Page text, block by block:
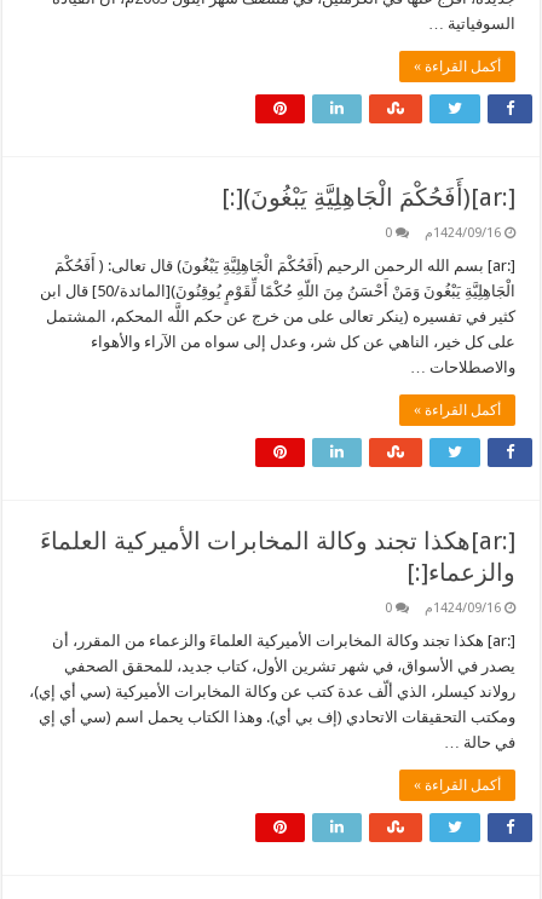
السوفياتية …
أكمل القراءة »
[:ar](أَفَحُكْمَ الْجَاهِلِيَّةِ يَبْغُونَ)[:]
1424/09/16م 0
[:ar] بسم الله الرحمن الرحيم (أَفَحُكْمَ الْجَاهِلِيَّةِ يَبْغُونَ) قال تعالى: ( أَفَحُكْمَ
الْجَاهِلِيَّةِ يَبْغُونَ وَمَنْ أَحْسَنُ مِنَ اللّهِ حُكْمًا لِّقَوْمٍ يُوقِنُونَ)[المائدة/50] قال ابن
كثير في تفسيره (ينكر تعالى على من خرج عن حكم اللَّه المحكم، المشتمل
على كل خير، الناهي عن كل شر، وعدل إلى سواه من الآراء والأهواء
والاصطلاحات …
أكمل القراءة »
[:ar]هكذا تجند وكالة المخابرات الأميركية العلماءَ
والزعماء[:]
1424/09/16م 0
[:ar] هكذا تجند وكالة المخابرات الأميركية العلماءَ والزعماء من المقرر، أن
يصدر في الأسواق، في شهر تشرين الأول، كتاب جديد، للمحقق الصحفي
رولاند كيسلر، الذي ألّف عدة كتب عن وكالة المخابرات الأميركية (سي أي إي)،
ومكتب التحقيقات الاتحادي (إف بي أي). وهذا الكتاب يحمل اسم (سي أي إي
في حالة …
أكمل القراءة »